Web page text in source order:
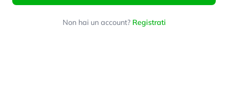
Non hai un account? Registrati